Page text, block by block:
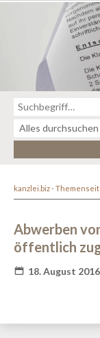
kanzlei.biz -
Abwerben
öffentlich
18. August 2016